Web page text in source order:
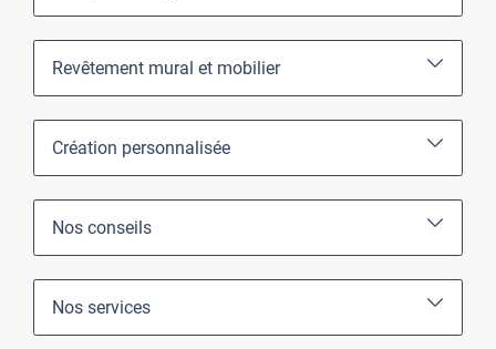
Revêtement mural et mobilier
Création personnalisée
Nos conseils
Nos services